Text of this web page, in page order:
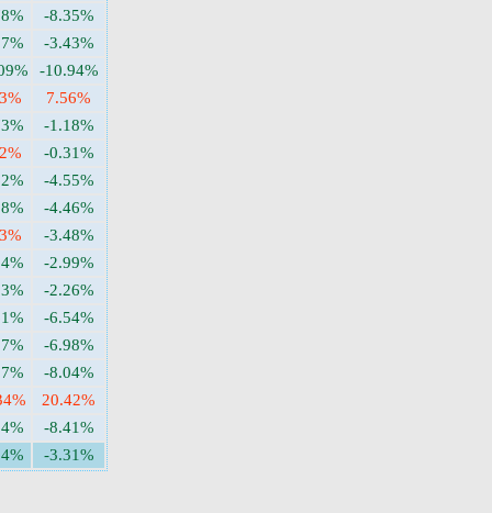
-8.35%
-3.43%
-10.94%
7.56%
-1.18%
-0.31%
-4.55%
-4.46%
-3.48%
-2.99%
-2.26%
-6.54%
-6.98%
-8.04%
20.42%
-8.41%
-3.31%